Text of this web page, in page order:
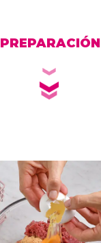
PREPARACIÓN